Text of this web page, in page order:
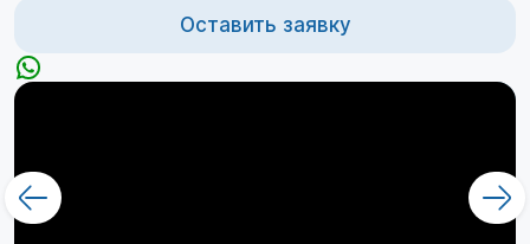
Оставить заявку